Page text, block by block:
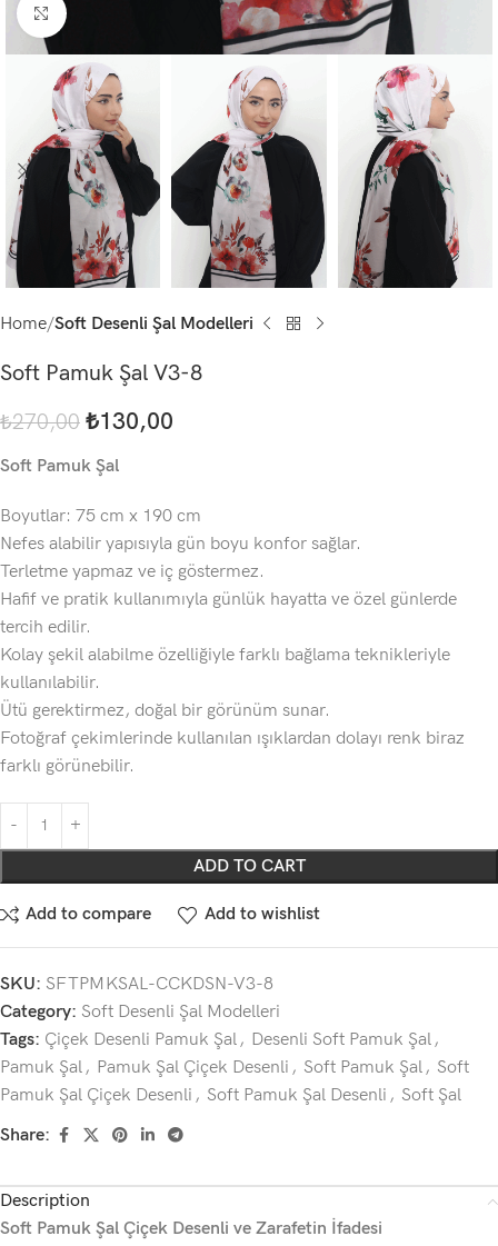
Click to enlarge
Home Soft Desenli Şal Modelleri
Soft Pamuk Şal V3-8
₺270,00 ₺130,00
Soft Pamuk Şal
Boyutlar: 75 cm x 190 cm
Nefes alabilir yapısıyla gün boyu konfor sağlar.
Terletme yapmaz ve iç göstermez.
Hafif ve pratik kullanımıyla günlük hayatta ve özel günlerde
tercih edilir.
Kolay şekil alabilme özelliğiyle farklı bağlama teknikleriyle
kullanılabilir.
Ütü gerektirmez, doğal bir görünüm sunar.
Fotoğraf çekimlerinde kullanılan ışıklardan dolayı renk biraz
farklı görünebilir.
ADD TO CART
Add to compare Add to wishlist
SKU: SFTPMKSAL-CCKDSN-V3-8
Category: Soft Desenli Şal Modelleri
Tags: Çiçek Desenli Pamuk Şal , Desenli Soft Pamuk Şal ,
Pamuk Şal , Pamuk Şal Çiçek Desenli , Soft Pamuk Şal , Soft
Pamuk Şal Çiçek Desenli , Soft Pamuk Şal Desenli , Soft Şal
Share:
Description
Soft Pamuk Şal Çiçek Desenli ve Zarafetin İfadesi